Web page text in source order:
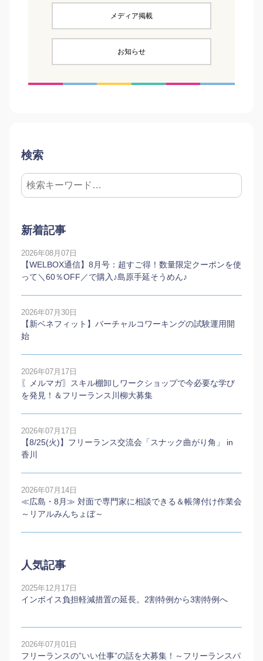
メディア掲載
お知らせ
検索
新着記事
2026年08月07日
【WELBOX通信】8月号：超すご得！数量限定クーポンを使
って＼60％OFF／で購入♪島原手延そうめん♪
2026年07月30日
【新ベネフィット】バーチャルコワーキングの試験運用開
始
2026年07月17日
〖メルマガ〗スキル棚卸しワークショップで今必要な学び
を発見！＆フリーランス川柳大募集
2026年07月17日
【8/25(火)】フリーランス交流会「スナック曲がり角」 in
香川
2026年07月14日
≪広島・8月≫ 対面で専門家に相談できる＆帳簿付け作業会
～リアルみんちょぼ～
人気記事
2025年12月17日
インボイス負担軽減措置の延長。2割特例から3割特例へ
2026年07月01日
フリーランスの”いい仕事”の話を大募集！～フリーランスパ